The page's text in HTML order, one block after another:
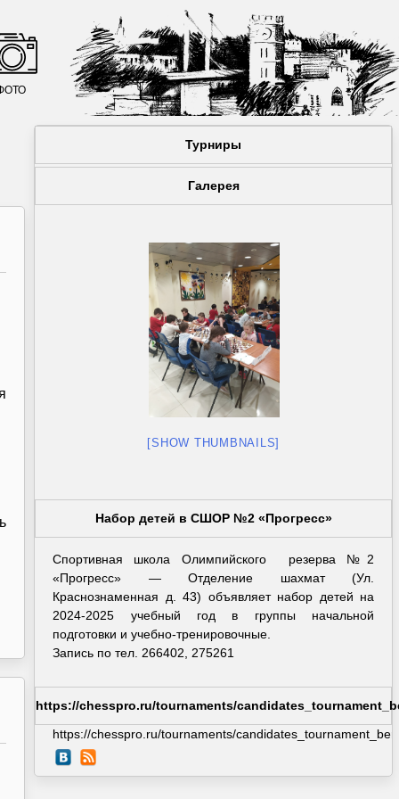
Турниры
Галерея
[SHOW THUMBNAILS]
Набор детей в СШОР №2 «Прогресс»
Спортивная школа Олимпийского резерва №2
«Прогресс» — Отделение шахмат (Ул.
Краснознаменная д. 43) объявляет набор детей на
2024-2025 учебный год в группы начальной
подготовки и учебно-тренировочные.
Запись по тел. 266402, 275261
https://chesspro.ru/tournaments/
https://chesspro.ru/tournaments/